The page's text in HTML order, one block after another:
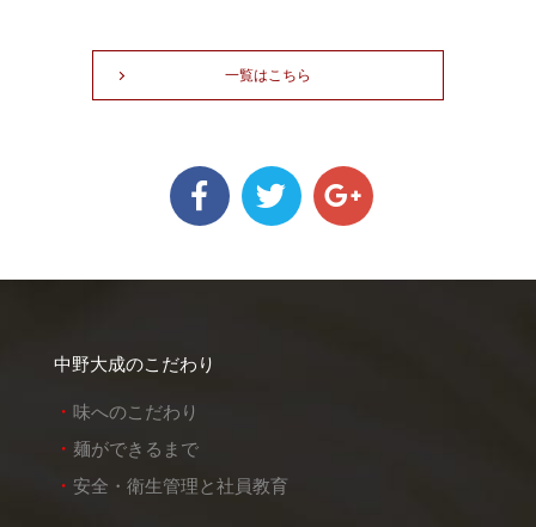
一覧はこちら
中野大成のこだわり
味へのこだわり
麺ができるまで
安全・衛生管理と社員教育